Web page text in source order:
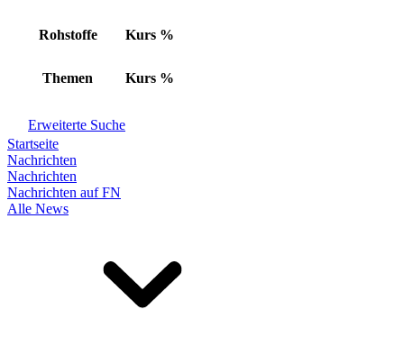
Rohstoffe Kurs %
Themen Kurs %
Erweiterte Suche
Startseite
Nachrichten
Nachrichten
Nachrichten auf FN
Alle News